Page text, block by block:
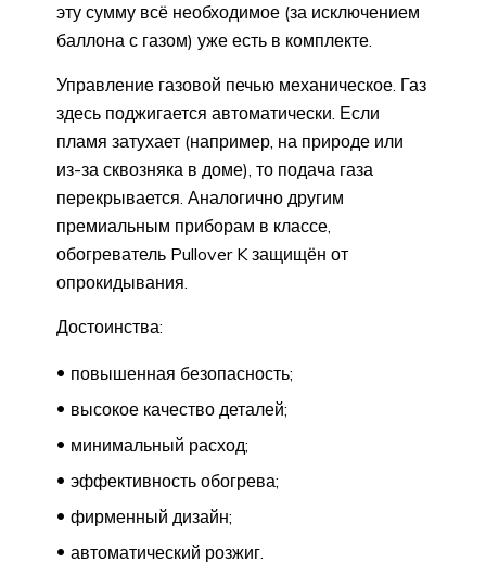
эту сумму всё необходимое (за исключением
баллона с газом) уже есть в комплекте.
Управление газовой печью механическое. Газ
здесь поджигается автоматически. Если
пламя затухает (например, на природе или
из-за сквозняка в доме), то подача газа
перекрывается. Аналогично другим
премиальным приборам в классе,
обогреватель Pullover K защищён от
опрокидывания.
Достоинства:
повышенная безопасность;
высокое качество деталей;
минимальный расход;
эффективность обогрева;
фирменный дизайн;
автоматический розжиг.